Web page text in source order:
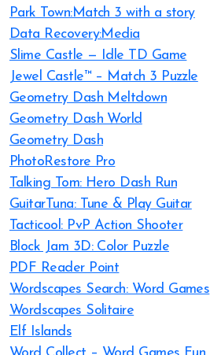
Park Town:Match 3 with a story
Data Recovery:Media
Slime Castle — Idle TD Game
Jewel Castle™ – Match 3 Puzzle
Geometry Dash Meltdown
Geometry Dash World
Geometry Dash
PhotoRestore Pro
Talking Tom: Hero Dash Run
GuitarTuna: Tune & Play Guitar
Tacticool: PvP Action Shooter
Block Jam 3D: Color Puzzle
PDF Reader Point
Wordscapes Search: Word Games
Wordscapes Solitaire
Elf Islands